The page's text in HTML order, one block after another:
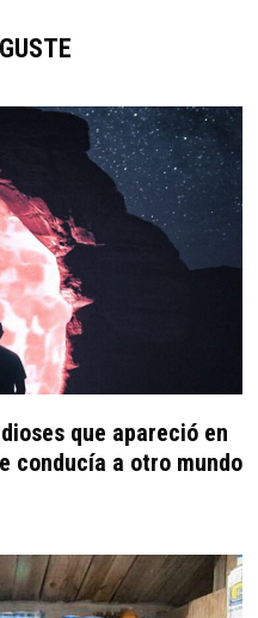
que apareció en
conducía a otro mundo